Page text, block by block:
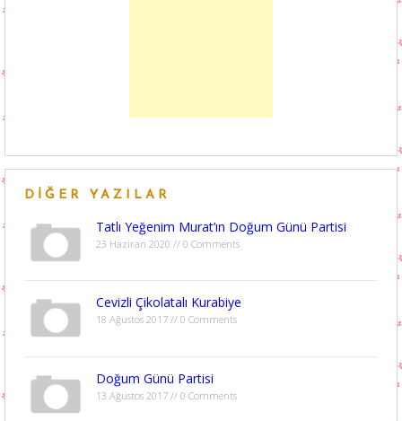
DIĞER YAZILAR
Tatlı Yeğenim Murat’ın Doğum Günü Partisi
23 Haziran 2020 // 0 Comments
Cevizli Çikolatalı Kurabiye
18 Ağustos 2017 // 0 Comments
Doğum Günü Partisi
13 Ağustos 2017 // 0 Comments